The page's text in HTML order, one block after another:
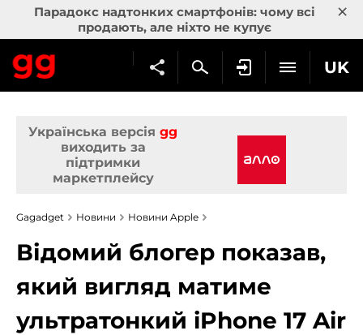
Парадокс надтонких смартфонів: чому всі
продають, але ніхто не купує
×
UK
Українська версія gg
виходить за
підтримки
маркетплейсу
Gagadget Новини Новини Apple
Відомий блогер показав,
який вигляд матиме
ультратонкий iPhone 17 Air